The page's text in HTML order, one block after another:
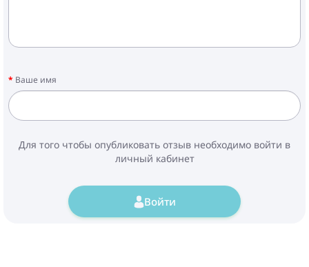
Ваше имя
Для того чтобы опубликовать отзыв необходимо войти в
личный кабинет
Войти